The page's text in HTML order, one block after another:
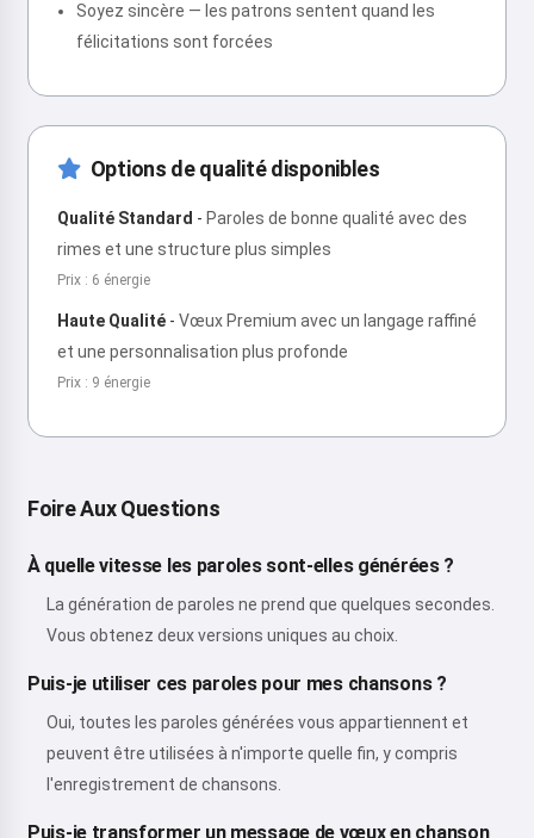
Soyez sincère — les patrons sentent quand les
félicitations sont forcées
Options de qualité disponibles
Qualité Standard - Paroles de bonne qualité avec des
rimes et une structure plus simples
Prix : 6 énergie
Haute Qualité - Vœux Premium avec un langage raffiné
et une personnalisation plus profonde
Prix : 9 énergie
Foire Aux Questions
À quelle vitesse les paroles sont-elles générées ?
La génération de paroles ne prend que quelques secondes.
Vous obtenez deux versions uniques au choix.
Puis-je utiliser ces paroles pour mes chansons ?
Oui, toutes les paroles générées vous appartiennent et
peuvent être utilisées à n'importe quelle fin, y compris
l'enregistrement de chansons.
Puis-je transformer un message de vœux en chanson